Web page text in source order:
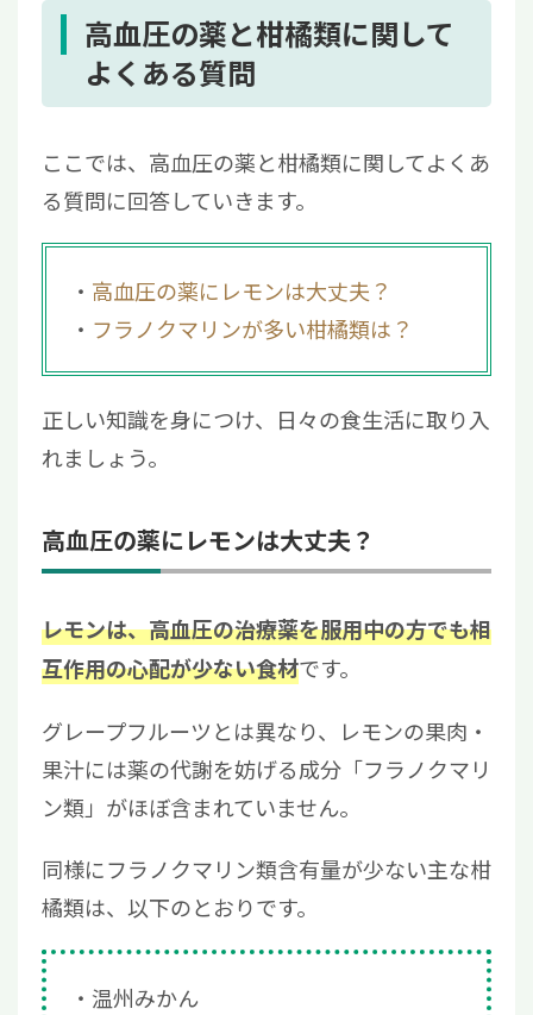
高血圧の薬と柑橘類に関して
よくある質問
ここでは、高血圧の薬と柑橘類に関してよくあ
る質問に回答していきます。
高血圧の薬にレモンは大丈夫？
フラノクマリンが多い柑橘類は？
正しい知識を身につけ、日々の食生活に取り入
れましょう。
高血圧の薬にレモンは大丈夫？
レモンは、高血圧の治療薬を服用中の方でも相
互作用の心配が少ない食材です。
グレープフルーツとは異なり、レモンの果肉・
果汁には薬の代謝を妨げる成分「フラノクマリ
ン類」がほぼ含まれていません。
同様にフラノクマリン類含有量が少ない主な柑
橘類は、以下のとおりです。
温州みかん